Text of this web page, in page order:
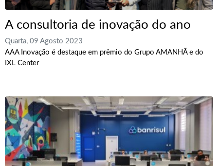
A consultoria de inovação do ano
Quarta, 09 Agosto 2023
AAA Inovação é destaque em prêmio do Grupo AMANHÃ e do
IXL Center